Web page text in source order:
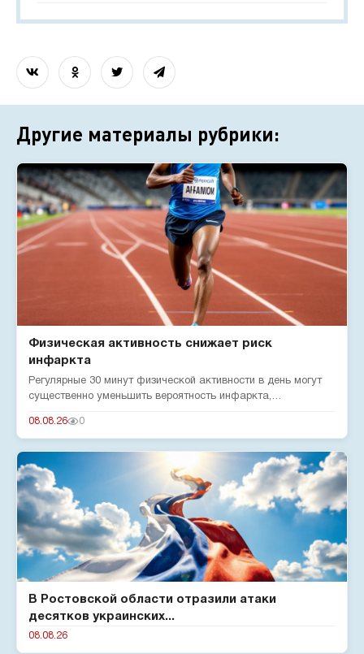
Другие материалы рубрики:
Физическая активность снижает риск
инфаркта
Регулярные 30 минут физической активности в день могут
существенно уменьшить вероятность инфаркта,
08.08.26 0
В Ростовской области отразили атаки
десятков украинских...
08.08.26